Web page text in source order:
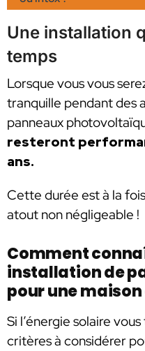
Une installation
temps
Lorsque vous vous
tranquille pendant des
panneaux
resteront
ans.
Cette durée est à la
atout non négligeable !
Comment
installation de
pour une maison
Si l’énergie solaire
critères à considérer